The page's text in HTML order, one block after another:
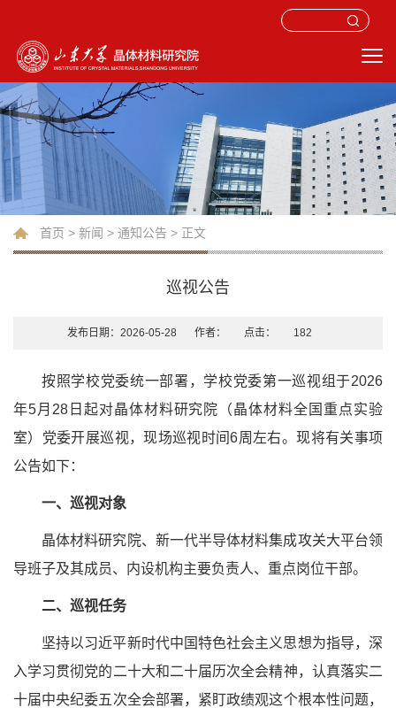
首页 > 新闻 > 通知公告 > 正文
巡视公告
发布日期：2026-05-28 作者： 点击： 182
按照学校党委统一部署，学校党委第一巡视组于2026
年5月28日起对晶体材料研究院（晶体材料全国重点实验
室）党委开展巡视，现场巡视时间6周左右。现将有关事项
公告如下：
一、巡视对象
晶体材料研究院、新一代半导体材料集成攻关大平台领
导班子及其成员、内设机构主要负责人、重点岗位干部。
二、巡视任务
坚持以习近平新时代中国特色社会主义思想为指导，深
入学习贯彻党的二十大和二十届历次全会精神，认真落实二
十届中央纪委五次全会部署，紧盯政绩观这个根本性问题，